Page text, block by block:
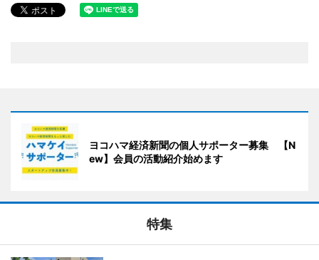
ヨコハマ経済新聞の個人サポーター募集 【N
ew】会員の活動紹介始めます
特集